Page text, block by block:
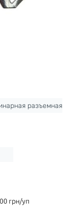
разъемная
грн/уп